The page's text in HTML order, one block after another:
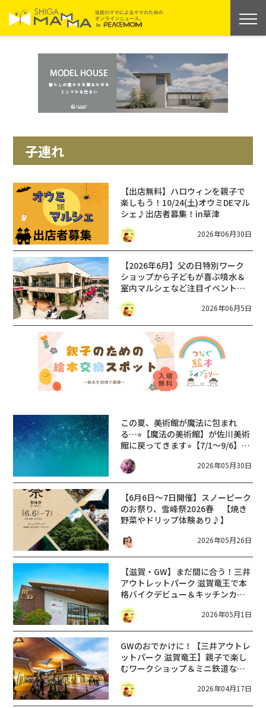
子連れ
【出店無料】ハロウィンを親子で
楽しもう！10/24(土)オウミDEマル
シェ♪出店者募集！in草津
2026年06月30日
【2026年6月】父の日特別ワーク
ショップから子どもが喜ぶ噴水＆
室内マルシェなど注目イベントを
チェック♪《三井アウトレットパ
ーク 滋賀竜王》
2026年06月5日
この夏、美術館が魔法に包まれ
る…⭐︎【魔法の美術館】が佐川美術
館に戻ってきます⭐︎【7/1〜9/6】
web予約は6/1から開始！
2026年05月30日
【6月6日～7日開催】スノーピーク
のお祭り、雪峰祭2026春 【焼き
野菜やドリップ体験あり♪】
2026年05月26日
【滋賀・GW】まだ間に合う！三井
アウトレットパーク 滋賀竜王で本
格バイクデビュー＆キッチンカー
満喫！《5月注目イベント》
2026年05月1日
GWのおでかけに！【三井アウトレ
ットパーク 滋賀竜王】親子で楽し
むワークショップ＆ミニ鉄道など
注目イベントまとめ
2026年04月17日